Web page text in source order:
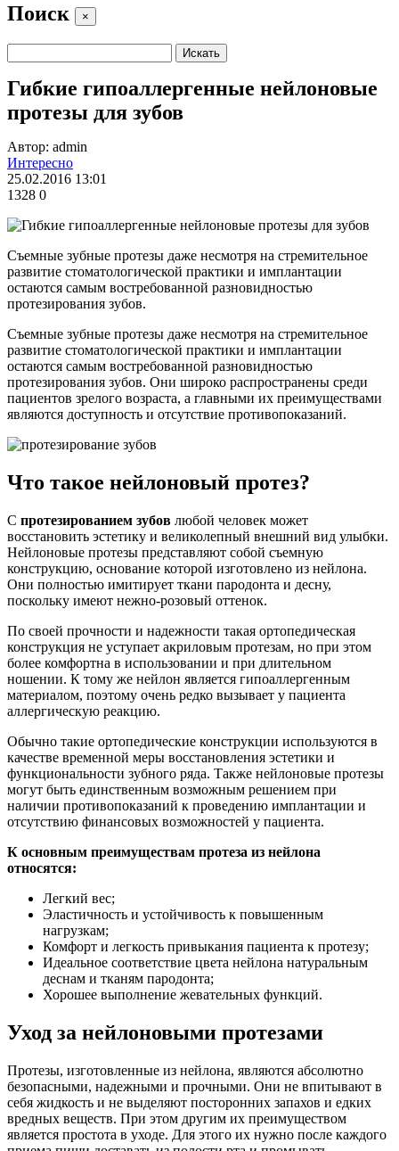
Поиск ×
Гибкие гипоаллергенные нейлоновые
протезы для зубов
Автор: admin
Интересно
25.02.2016 13:01
1328 0
Съемные зубные протезы даже несмотря на стремительное
развитие стоматологической практики и имплантации
остаются самым востребованной разновидностью
протезирования зубов.
Съемные зубные протезы даже несмотря на стремительное
развитие стоматологической практики и имплантации
остаются самым востребованной разновидностью
протезирования зубов. Они широко распространены среди
пациентов зрелого возраста, а главными их преимуществами
являются доступность и отсутствие противопоказаний.
Что такое нейлоновый протез?
С протезированием зубов любой человек может
восстановить эстетику и великолепный внешний вид улыбки.
Нейлоновые протезы представляют собой съемную
конструкцию, основание которой изготовлено из нейлона.
Они полностью имитирует ткани пародонта и десну,
поскольку имеют нежно-розовый оттенок.
По своей прочности и надежности такая ортопедическая
конструкция не уступает акриловым протезам, но при этом
более комфортна в использовании и при длительном
ношении. К тому же нейлон является гипоаллергенным
материалом, поэтому очень редко вызывает у пациента
аллергическую реакцию.
Обычно такие ортопедические конструкции используются в
качестве временной меры восстановления эстетики и
функциональности зубного ряда. Также нейлоновые протезы
могут быть единственным возможным решением при
наличии противопоказаний к проведению имплантации и
отсутствию финансовых возможностей у пациента.
К основным преимуществам протеза из нейлона
относятся:
Легкий вес;
Эластичность и устойчивость к повышенным
нагрузкам;
Комфорт и легкость привыкания пациента к протезу;
Идеальное соответствие цвета нейлона натуральным
деснам и тканям пародонта;
Хорошее выполнение жевательных функций.
Уход за нейлоновыми протезами
Протезы, изготовленные из нейлона, являются абсолютно
безопасными, надежными и прочными. Они не впитывают в
себя жидкость и не выделяют посторонних запахов и едких
вредных веществ. При этом другим их преимуществом
является простота в уходе. Для этого их нужно после каждого